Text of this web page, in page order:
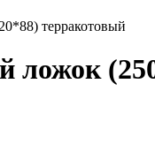
терракотовый